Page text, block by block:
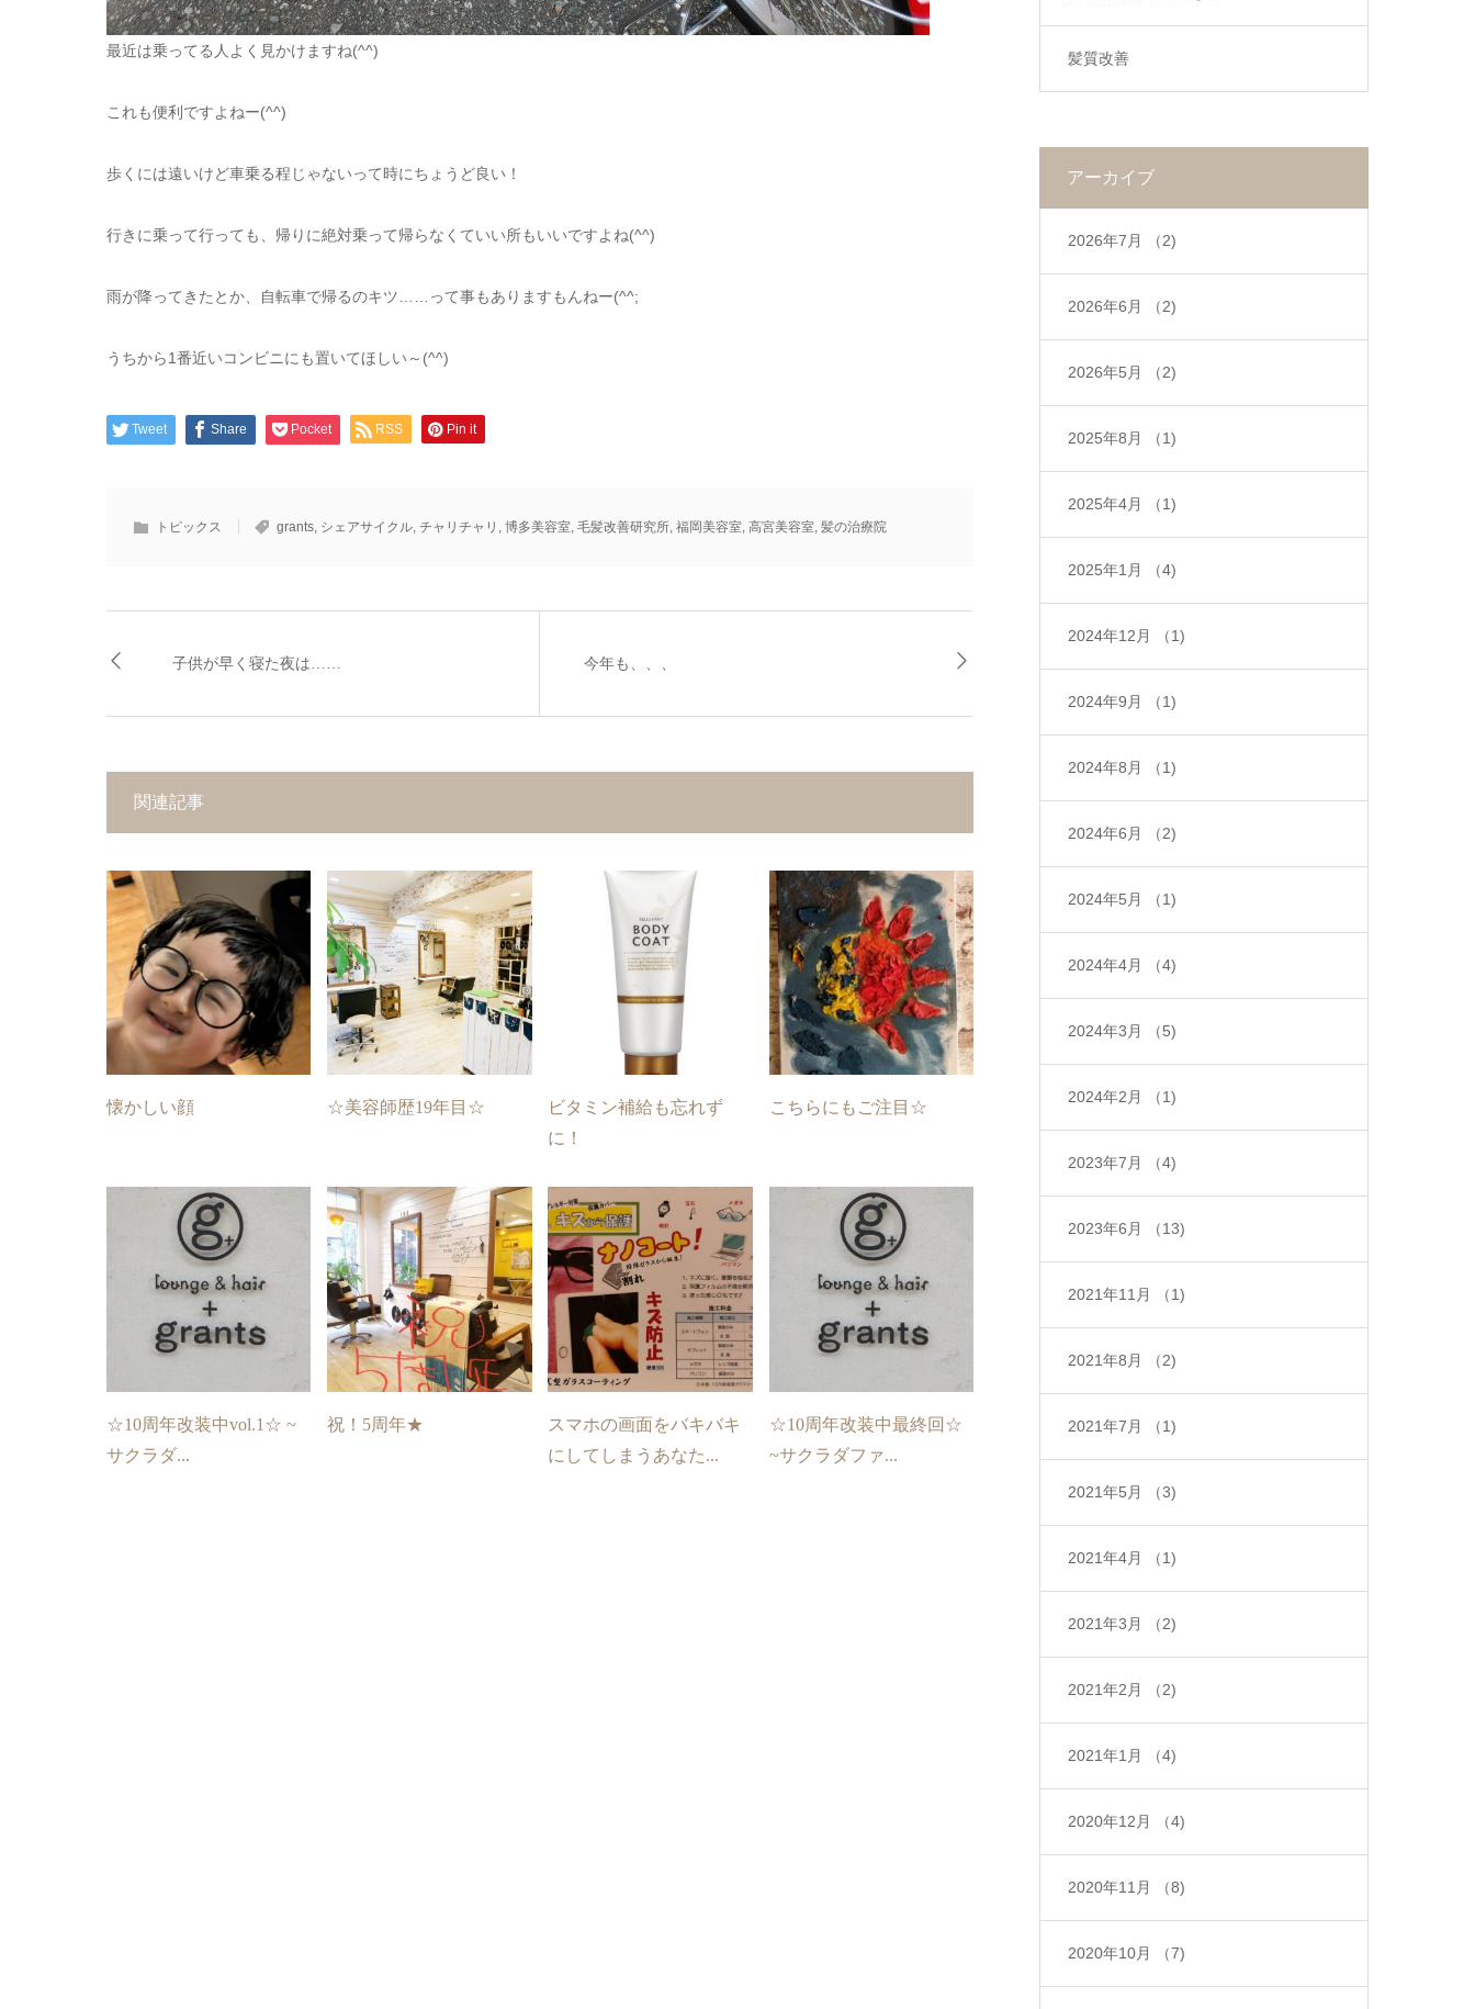
最近は乗ってる人よく見かけますね(^^)
これも便利ですよねー(^^)
歩くには遠いけど車乗る程じゃないって時にちょうど良い！
行きに乗って行っても、帰りに絶対乗って帰らなくていい所もいいですよね(^^)
雨が降ってきたとか、自転車で帰るのキツ……って事もありますもんねー(^^;
うちから1番近いコンビニにも置いてほしい～(^^)
Tweet Share Pocket RSS Pin it
トピックス grants シェアサイクル チャリチャリ 博多美容室 毛髪改善研究所 福岡美容室 高宮美容室 髪の治療院
子供が早く寝た夜は…… 今年も、、、
関連記事
懐かしい顔 ☆美容師歴19年目☆
ビタミン補給も忘れず
に！
こちらにもご注目☆
☆10周年改装中vol.1☆ ~
サクラダ...
祝！5周年★
スマホの画面をバキバキ
にしてしまうあなた...
☆10周年改装中最終回☆
~サクラダファ...
髪質改善
アーカイブ
2026年7月 （2)
2026年6月 （2)
2026年5月 （2)
2025年8月 （1)
2025年4月 （1)
2025年1月 （4)
2024年12月 （1)
2024年9月 （1)
2024年8月 （1)
2024年6月 （2)
2024年5月 （1)
2024年4月 （4)
2024年3月 （5)
2024年2月 （1)
2023年7月 （4)
2023年6月 （13)
2021年11月 （1)
2021年8月 （2)
2021年7月 （1)
2021年5月 （3)
2021年4月 （1)
2021年3月 （2)
2021年2月 （2)
2021年1月 （4)
2020年12月 （4)
2020年11月 （8)
2020年10月 （7)